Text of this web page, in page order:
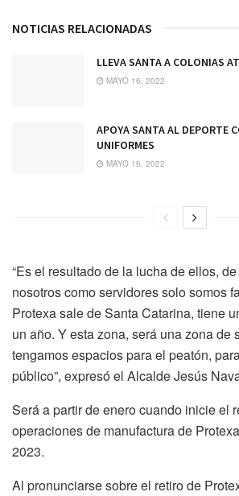
NOTICIAS RELACIONADAS
LLEVA SANTA A COLONIAS
MAYO 16, 2022
APOYA SANTA AL DEPORTE
UNIFORMES
MAYO 16, 2022
“Es el resultado de la lucha de ellos,
nosotros como servidores solo somos
Protexa sale de Santa Catarina, tiene
un año. Y esta zona, será una zona de
tengamos espacios para el peatón,
público”, expresó el Alcalde Jesús
Será a partir de enero cuando inicie el
operaciones de manufactura de
2023.
Al pronunciarse sobre el retiro de